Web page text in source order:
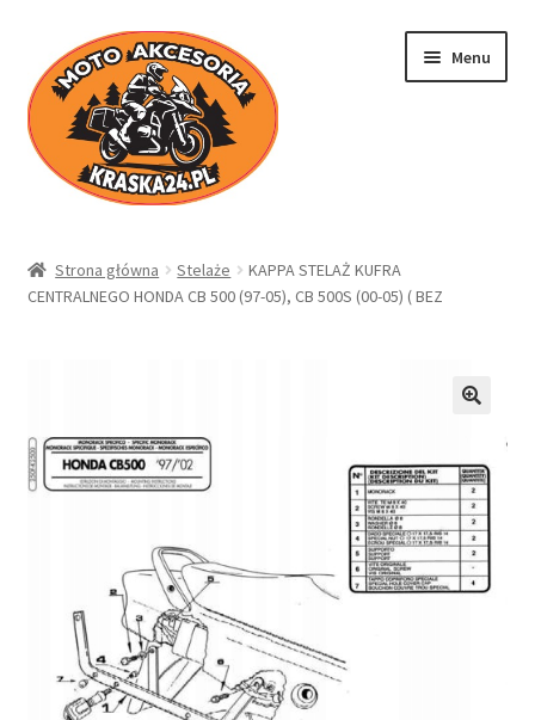
Przejdź
do
nawigacji
Przejdź
do
treści
Menu
Sklep
Regulamin
Polityka prywatności
Kontakt
Strona główna Stelaże
KAPPA STELAŻ KUFRA
CENTRALNEGO HONDA CB 500 (97-05), CB 500S (00-05) ( BEZ